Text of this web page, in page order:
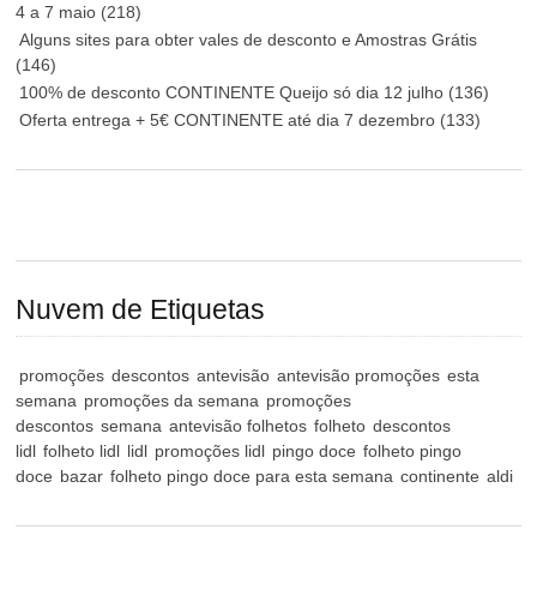
4 a 7 maio (218)
Alguns sites para obter vales de desconto e Amostras Grátis
(146)
100% de desconto CONTINENTE Queijo só dia 12 julho (136)
Oferta entrega + 5€ CONTINENTE até dia 7 dezembro (133)
Nuvem de Etiquetas
promoções descontos antevisão antevisão promoções esta
semana promoções da semana promoções
descontos semana antevisão folhetos folheto descontos
lidl folheto lidl lidl promoções lidl pingo doce folheto pingo
doce bazar folheto pingo doce para esta semana continente aldi